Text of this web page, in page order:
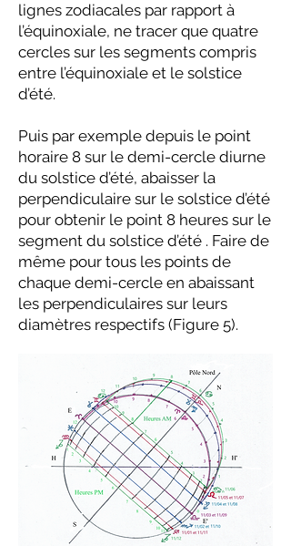
lignes zodiacales par rapport à
l’équinoxiale, ne tracer que quatre
cercles sur les segments compris
entre l’équinoxiale et le solstice
d’été.
Puis par exemple depuis le point
horaire 8 sur le demi-cercle diurne
du solstice d’été, abaisser la
perpendiculaire sur le solstice d’été
pour obtenir le point 8 heures sur le
segment du solstice d’été . Faire de
même pour tous les points de
chaque demi-cercle en abaissant
les perpendiculaires sur leurs
diamètres respectifs (Figure 5).